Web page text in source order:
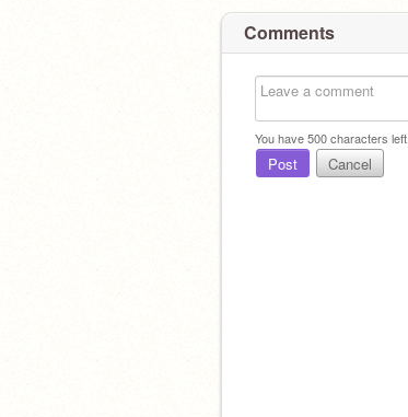
Comments
You have500characters left.
Post Cancel